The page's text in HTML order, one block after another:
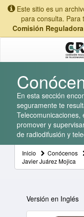
Este sitio es un
para consulta. Para
Comisión
En esta sección
seguramente te
Telecomunicaciones,
promover y
de radiodifusión y
Inicio Conócenos
Javier Juárez Mojica
Versión en Inglés